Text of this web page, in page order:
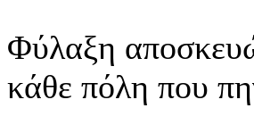
Φύλαξη
κάθε πόλη που